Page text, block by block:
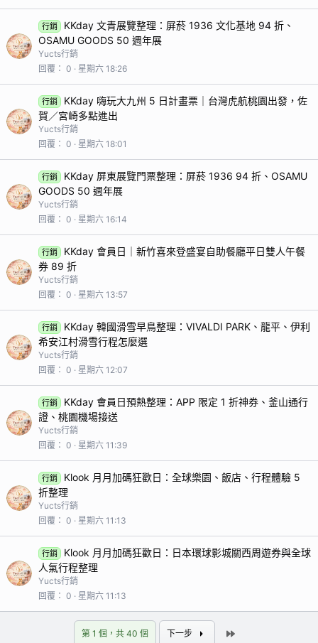
行銷
KKday 文青展覽整理：屏菸 1936 文化基地 94 折、
OSAMU GOODS 50 週年展
Yucts行銷
回覆
0 星期六 18:26
行銷
KKday 嗨玩大九州 5 日計畫票｜台灣虎航桃園出發，佐
賀／宮崎多點進出
Yucts行銷
回覆
0 星期六 18:01
行銷
KKday 屏東展覽門票整理：屏菸 1936 94 折、OSAMU
GOODS 50 週年展
Yucts行銷
回覆
0 星期六 16:14
行銷
KKday 會員日｜新竹喜來登盛宴自助餐廳平日雙人午餐
券 89 折
Yucts行銷
回覆
0 星期六 13:57
行銷
KKday 韓國滑雪早鳥整理：VIVALDI PARK、龍平、伊利
希安江村滑雪行程怎麼選
Yucts行銷
回覆
0 星期六 12:07
行銷
KKday 會員日預熱整理：APP 限定 1 折神券、釜山通行
證、桃園機場接送
Yucts行銷
回覆
0 星期六 11:39
行銷
Klook 月月加碼狂歡日：全球樂園、飯店、行程體驗 5
折整理
Yucts行銷
回覆
0 星期六 11:13
行銷
Klook 月月加碼狂歡日：日本環球影城關西周遊券與全球
人氣行程整理
Yucts行銷
回覆
0 星期六 11:13
第 1 個，共 40 個 下一步